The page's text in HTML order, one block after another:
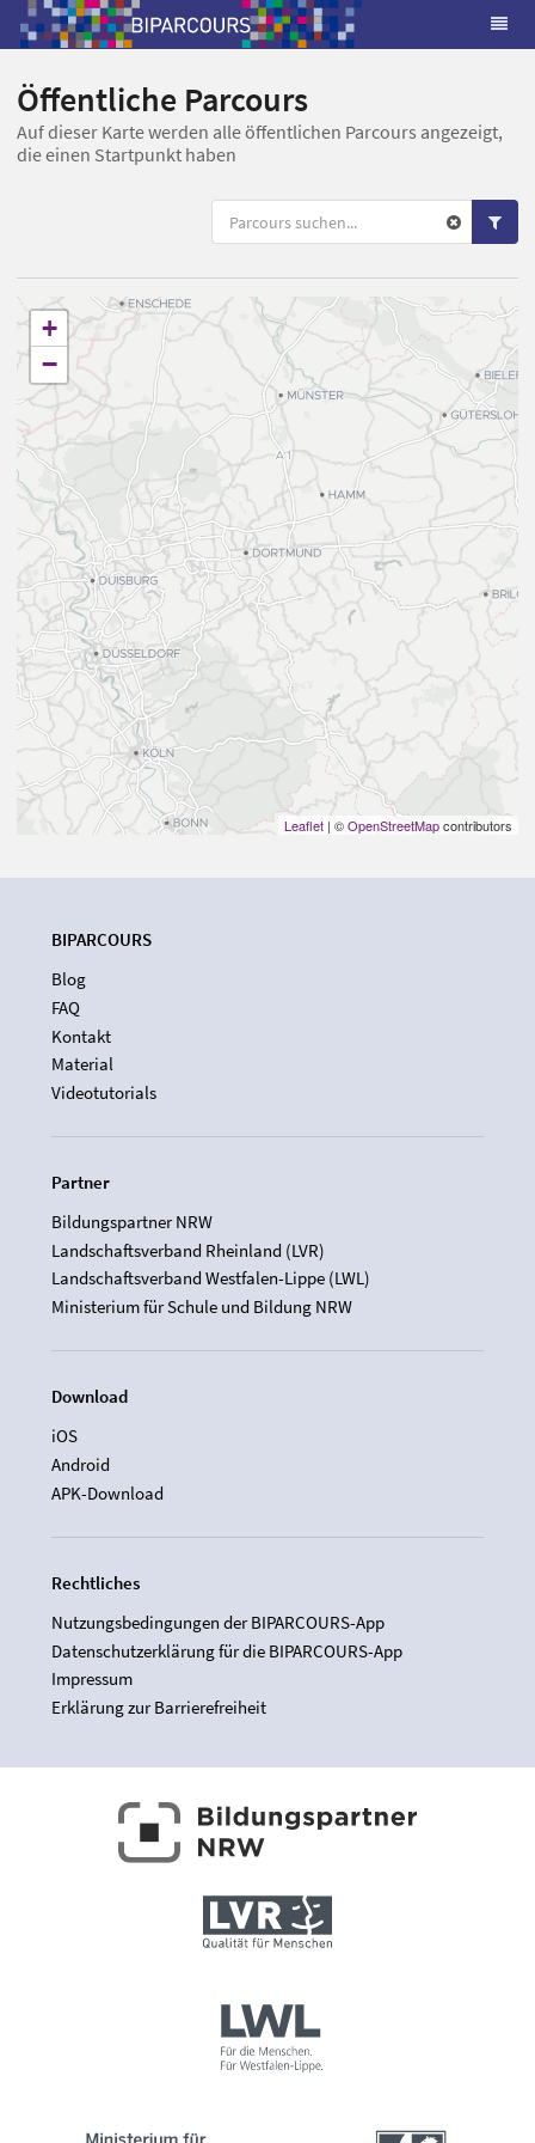
Öffentliche Parcours
Auf dieser Karte werden alle öffentlichen Parcours angezeigt,
die einen Startpunkt haben
+
−
Leaflet | ©OpenStreetMapcontributors
BIPARCOURS
Blog
FAQ
Kontakt
Material
Videotutorials
Partner
Bildungspartner NRW
Landschaftsverband Rheinland (LVR)
Landschaftsverband Westfalen-Lippe (LWL)
Ministerium für Schule und Bildung NRW
Download
iOS
Android
APK-Download
Rechtliches
Nutzungsbedingungen der BIPARCOURS-App
Datenschutzerklärung für die BIPARCOURS-App
Impressum
Erklärung zur Barrierefreiheit